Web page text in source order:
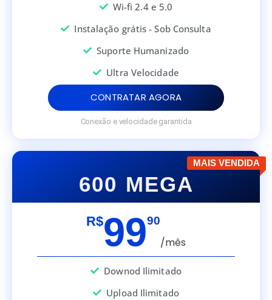
Wi-fi 2.4 e 5.0
Instalação grátis - Sob Consulta
Suporte Humanizado
Ultra Velocidade
CONTRATAR AGORA
Conexão e velocidade garantida
600 MEGA
R$9990
/mês
Downod Ilimitado
Upload Ilimitado
MAIS VENDIDA